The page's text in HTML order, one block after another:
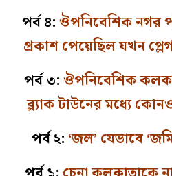
পর্ব ৪:ঔপনিবেশিক নগর
প্রকাশ পেয়েছিল যখন
পর্ব ৩:ঔপনিবেশিক
ব্ল্যাক টাউনের মধ্যে
পর্ব ২: ‘জল’ যেভাবে